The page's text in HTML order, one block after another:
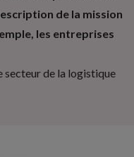
de la mission
les entreprises
secteur de la logistique